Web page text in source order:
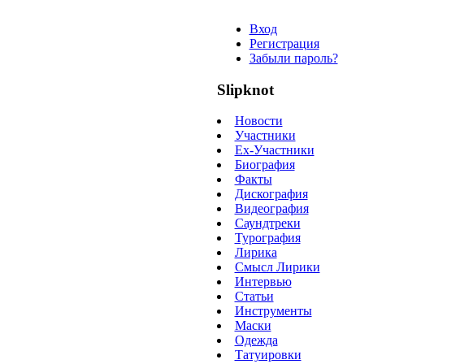
Вход
Регистрация
Забыли пароль?
Slipknot
Новости
Участники
Ex-Участники
Биография
Факты
Дискография
Видеография
Саундтреки
Турография
Лирика
Смысл Лирики
Интервью
Статьи
Инструменты
Маски
Одежда
Татуировки